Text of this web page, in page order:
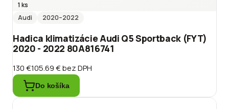
1 ks
Audi
2020–2022
Hadica klimatizácie Audi Q5 Sportback (FYT)
2020 - 2022 80A816741
130 €105.69 €bez DPH
Do košíka